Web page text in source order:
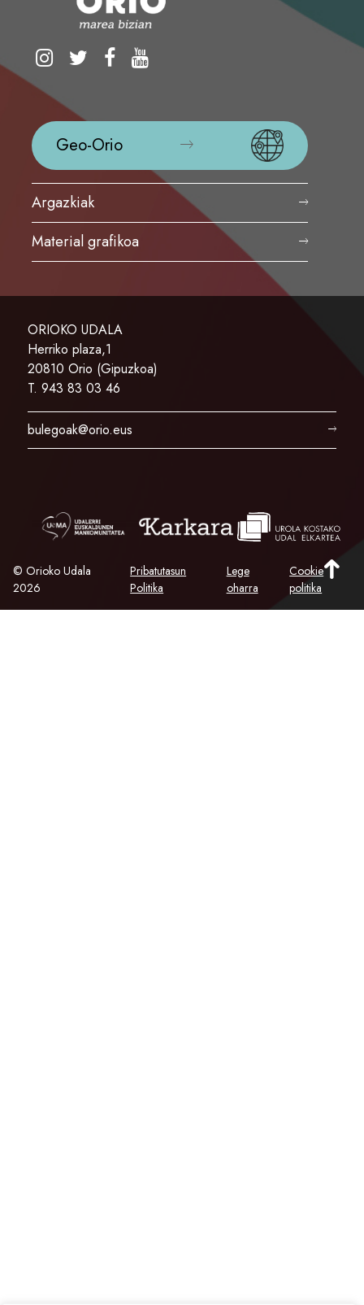
Geo-Orio
Argazkiak
Material grafikoa
ORIOKO UDALA
Herriko plaza,1
20810 Orio (Gipuzkoa)
T. 943 83 03 46
bulegoak@orio.eus
Pribatutasun
Politika
Lege
oharra
Cookie
politika
© Orioko Udala
2026